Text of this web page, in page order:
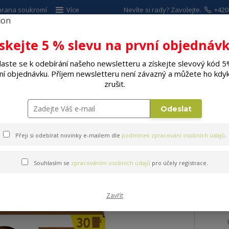
soukromí Více
Hledat
Nevíte si rady? Zavolejte.
SPOTŘEBIČE ELEKTRO DÍLNA A
Espressa, kávovary Kapsle a káva Kapsle Nescafé Dolce Gusto
NESTLE DOLCE G.
5 % slevu na první
se k odebírání našeho newsletteru a získejte slevový kód
objednávku. Příjem newsletteru není závazný a můžete ho
zrušit.
Odeslat
Přeji si odebírat novinky e-mailem dle podmínek zpracování osobních údajů.
Souhlasím se zpracováním osobních údajů pro účely registrace.
Zavřít